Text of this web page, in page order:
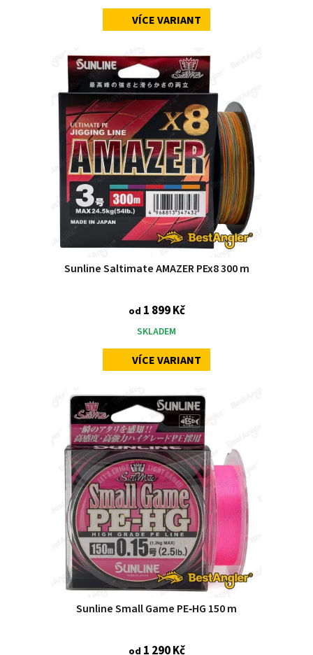
VÍCE VARIANT
Sunline Saltimate AMAZER PEx8 300 m
od 1 899 Kč
SKLADEM
VÍCE VARIANT
Sunline Small Game PE‑HG 150 m
od 1 290 Kč